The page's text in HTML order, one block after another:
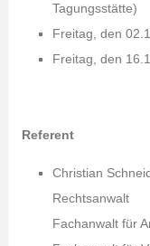
Tagungsstätte)
Freitag, den
Freitag, den
Referent
Christian
Rechtsanwalt
Fachanwalt für